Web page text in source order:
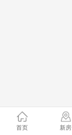
首页 新房